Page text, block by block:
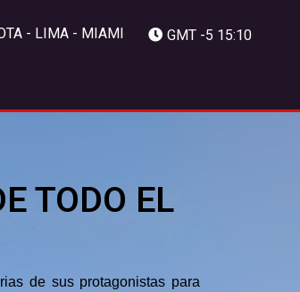
- LIMA - MIAMI GMT -5 15:10
TODO EL
de sus protagonistas para